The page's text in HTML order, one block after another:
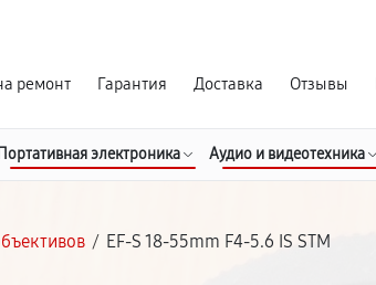
ремонт Гарантия Доставка Отзывы
Портативная электроника Аудио и видеотехника
/ EF-S 18-55mm F4-5.6 IS STM